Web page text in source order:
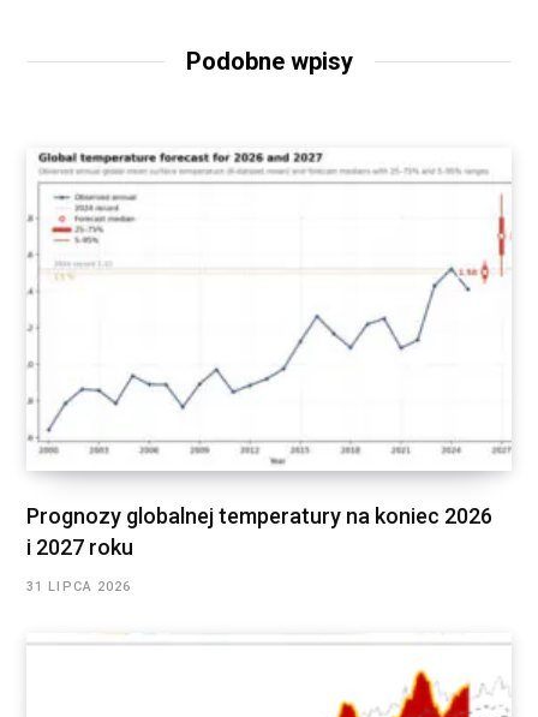
Podobne wpisy
Prognozy globalnej temperatury na koniec 2026
i 2027 roku
31 LIPCA 2026